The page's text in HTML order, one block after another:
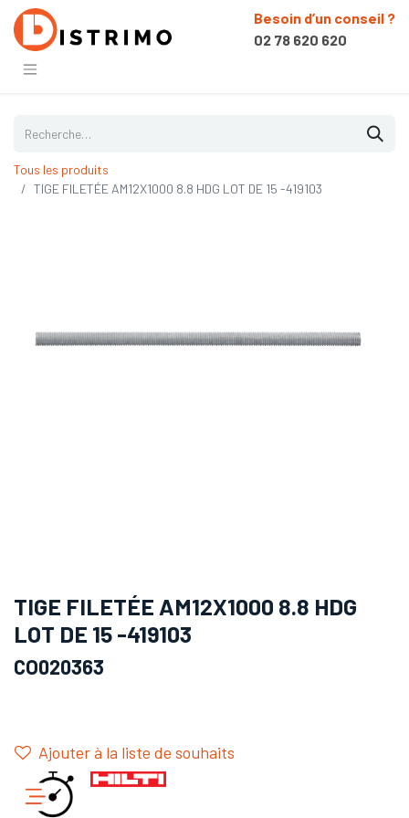
Besoin d’un conseil ?
02 78 620 620
Tous les produits
TIGE FILETÉE AM12X1000 8.8 HDG LOT DE 15 -419103
TIGE FILETÉE AM12X1000 8.8 HDG
LOT DE 15 -419103
CO020363
Ajouter à la liste de souhaits